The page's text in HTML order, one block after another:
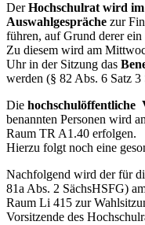
DerHochschulrat wird
Auswahlgespräche zur
führen, auf Grund derer
Zu diesem wird am
Uhr in der Sitzung das
werden (§ 82 Abs. 6 Satz 3
Die hochschulöffentliche
benannten Personen wird
Raum TR A1.40 erfolgen.
Hierzu folgt noch eine
Nachfolgend wird der für
81a Abs. 2 SächsHSFG)
Raum Li 415 zur
Vorsitzende des